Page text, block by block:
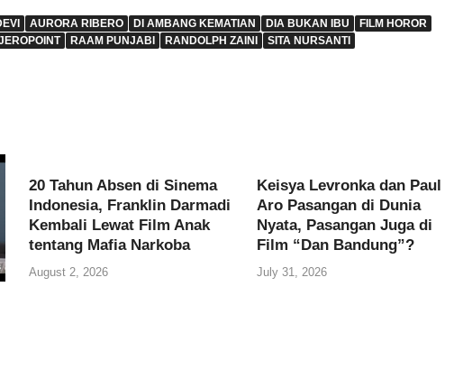
AURORA RIBERO DI AMBANG KEMATIAN DIA BUKAN IBU
FILM HOROR
RAAM PUNJABI RANDOLPH ZAINI
SITA NURSANTI
20 Tahun Absen di Sinema
Indonesia, Franklin Darmadi
Kembali Lewat Film Anak
tentang Mafia Narkoba
August 2, 2026
Keisya Levronka dan Paul
Aro Pasangan di Dunia
Nyata, Pasangan Juga di
Film “Dan Bandung”?
July 31, 2026